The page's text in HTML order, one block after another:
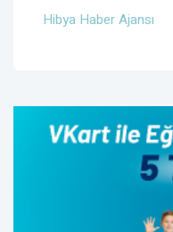
Hibya Haber Ajansı